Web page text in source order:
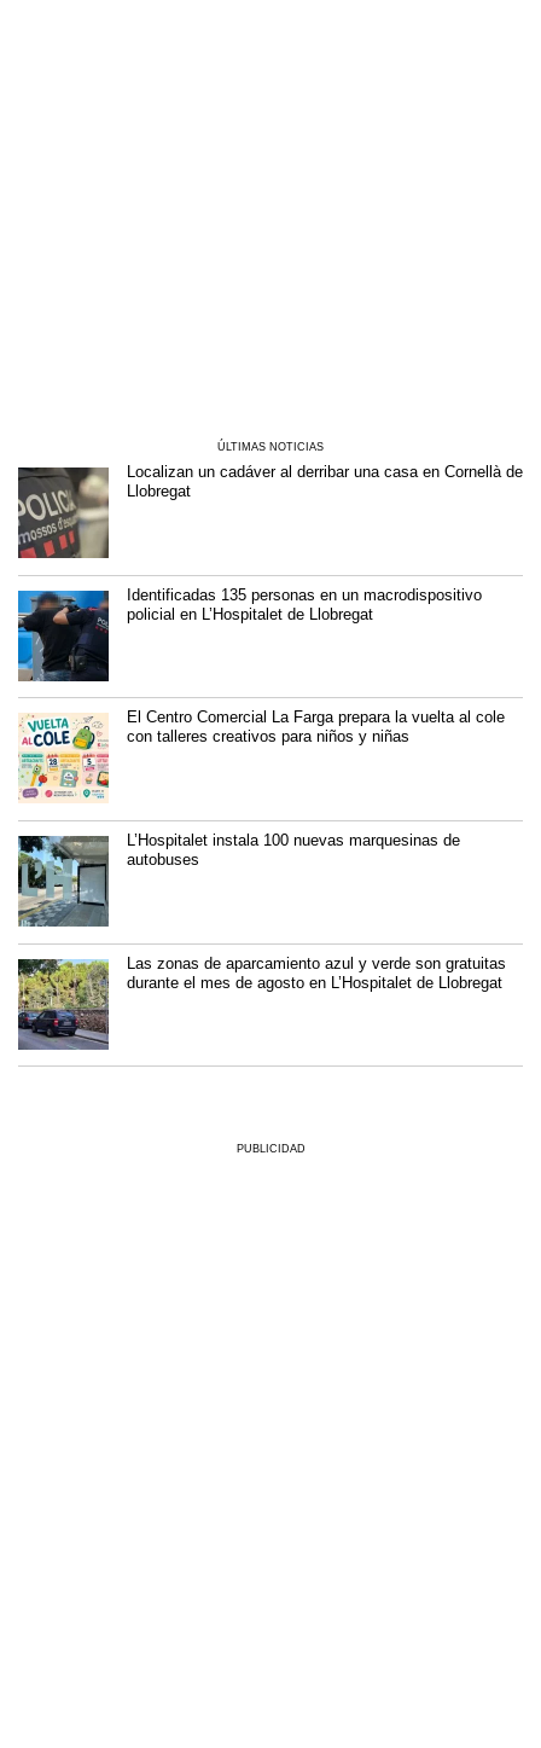
ÚLTIMAS NOTICIAS
Localizan un cadáver al derribar una casa en Cornellà de
Llobregat
Identificadas 135 personas en un macrodispositivo
policial en L’Hospitalet de Llobregat
El Centro Comercial La Farga prepara la vuelta al cole
con talleres creativos para niños y niñas
L’Hospitalet instala 100 nuevas marquesinas de
autobuses
Las zonas de aparcamiento azul y verde son gratuitas
durante el mes de agosto en L’Hospitalet de Llobregat
PUBLICIDAD